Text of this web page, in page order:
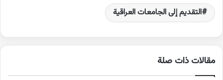
التقديم إلى الجامعات العراقية
مقالات ذات صلة